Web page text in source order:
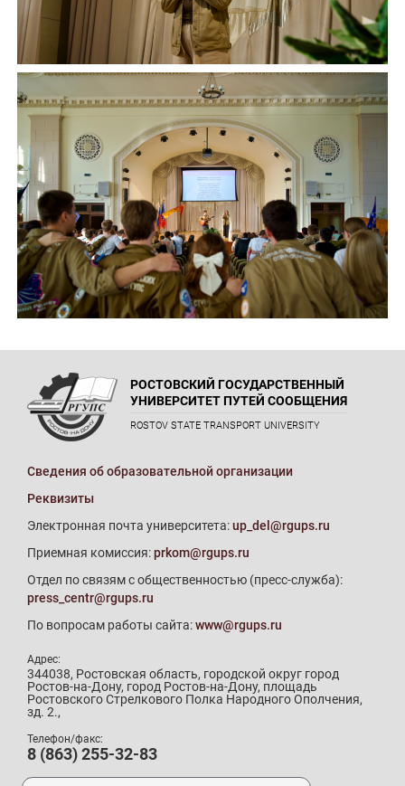
РОСТОВСКИЙ ГОСУДАРСТВЕННЫЙ
УНИВЕРСИТЕТ ПУТЕЙ СООБЩЕНИЯ
ROSTOV STATE TRANSPORT UNIVERSITY
Сведения об образовательной организации
Реквизиты
Электронная почта университета:up_del@rgups.ru
Приемная комиссия:prkom@rgups.ru
Отдел по связям с общественностью (пресс-служба):
press_centr@rgups.ru
По вопросам работы сайта:www@rgups.ru
Адрес:
344038, Ростовская область, городской округ город
Ростов-на-Дону, город Ростов-на-Дону, площадь
Ростовского Стрелкового Полка Народного Ополчения,
зд. 2.,
Телефон/факс:
8 (863) 255-32-83
Телефон приемной комиссии: